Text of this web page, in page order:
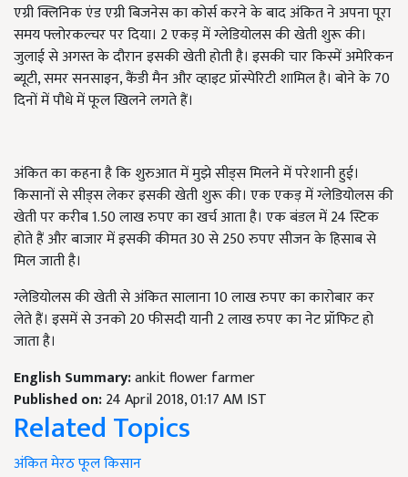
एग्री क्लिनिक एंड एग्री बिजनेस का कोर्स करने के बाद अंकित ने अपना पूरा
समय फ्लोरकल्चर पर दिया। 2 एकड़ में ग्लेडियोलस की खेती शुरू की।
जुलाई से अगस्त के दौरान इसकी खेती होती है। इसकी चार किस्में अमेरिकन
ब्यूटी, समर सनसाइन, कैंडी मैन और व्हाइट प्रॉस्पेरिटी शामिल है। बोने के 70
दिनों में पौधे में फूल खिलने लगते हैं।
अंकित का कहना है कि शुरुआत में मुझे सीड्स मिलने में परेशानी हुई।
किसानों से सीड्स लेकर इसकी खेती शुरू की। एक एकड़ में ग्लेडियोलस की
खेती पर करीब 1.50 लाख रुपए का खर्च आता है। एक बंडल में 24 स्टिक
होते हैं और बाजार में इसकी कीमत 30 से 250 रुपए सीजन के हिसाब से
मिल जाती है।
ग्लेडियोलस की खेती से अंकित सालाना 10 लाख रुपए का कारोबार कर
लेते हैं। इसमें से उनको 20 फीसदी यानी 2 लाख रुपए का नेट प्रॉफिट हो
जाता है।
English Summary:ankit flower farmer
Published on:24 April 2018, 01:17 AM IST
Related Topics
अंकितमेरठफूल किसान